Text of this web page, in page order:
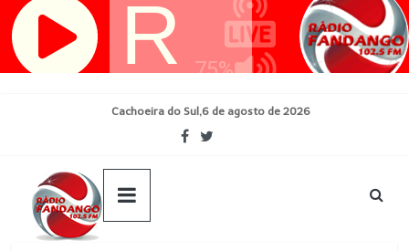
Pular
para
Cachoeira do Sul,6 de agosto de 2026